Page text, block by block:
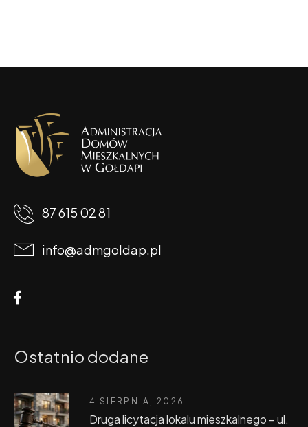
87 615 02 81
info@admgoldap.pl
Ostatnio dodane
4 SIERPNIA, 2026
Druga licytacja lokalu mieszkalnego – ul.